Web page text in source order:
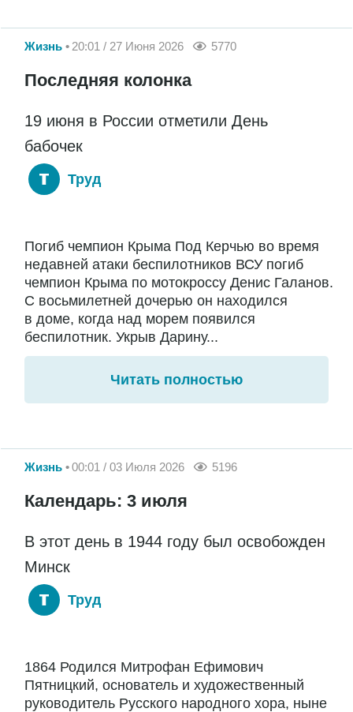
Жизнь 20:01 / 27 Июня 2026 5770
Последняя колонка
19 июня в России отметили День
бабочек
Труд
Погиб чемпион Крыма Под Керчью во время
недавней атаки беспилотников ВСУ погиб
чемпион Крыма по мотокроссу Денис Галанов.
С восьмилетней дочерью он находился
в доме, когда над морем появился
беспилотник. Укрыв Дарину...
Читать полностью
Жизнь 00:01 / 03 Июля 2026 5196
Календарь: 3 июля
В этот день в 1944 году был освобожден
Минск
Труд
1864 Родился Митрофан Ефимович
Пятницкий, основатель и художественный
руководитель Русского народного хора, ныне